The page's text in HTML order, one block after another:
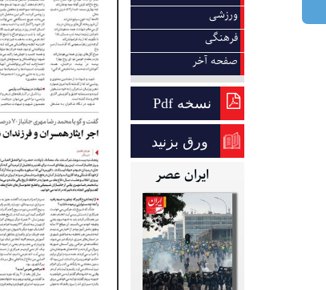
ورزشی
فرهنگی
صفحه آخر
نسخه Pdf
ورق بزنید
ایران عصر